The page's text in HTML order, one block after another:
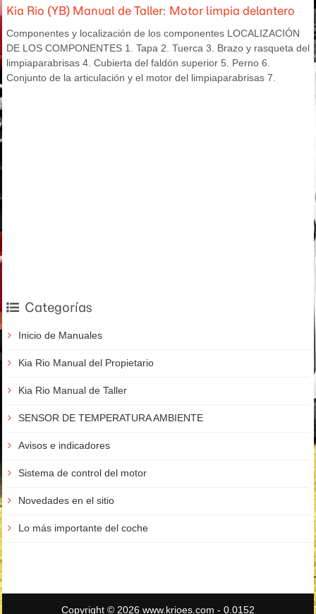
Kia Rio (YB) Manual de Taller: Motor limpia delantero
Componentes y localización de los componentes LOCALIZACIÓN
DE LOS COMPONENTES 1. Tapa 2. Tuerca 3. Brazo y rasqueta del
limpiaparabrisas 4. Cubierta del faldón superior 5. Perno 6.
Conjunto de la articulación y el motor del limpiaparabrisas 7.
Categorías
Inicio de Manuales
Kia Rio Manual del Propietario
Kia Rio Manual de Taller
SENSOR DE TEMPERATURA AMBIENTE
Avisos e indicadores
Sistema de control del motor
Novedades en el sitio
Lo más importante del coche
Copyright © 2026 www.krioes.com - 0.0152